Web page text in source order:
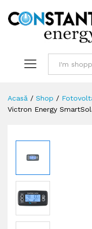
Acasă / Shop /
Victron Energy